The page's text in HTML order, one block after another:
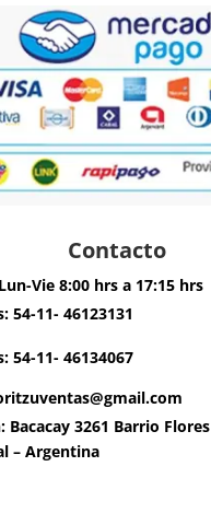
Contacto
Lun-Vie 8:00 hrs a 17:15 hrs
54-11- 46123131
54-11- 46134067
Bacacay 3261 Barrio Flores
– Argentina